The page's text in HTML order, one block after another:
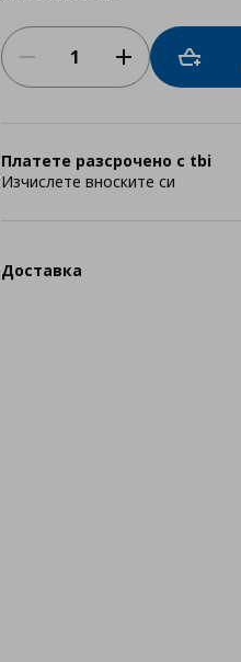
Платете разсрочено с tbi
Изчислете вноските си
Доставка